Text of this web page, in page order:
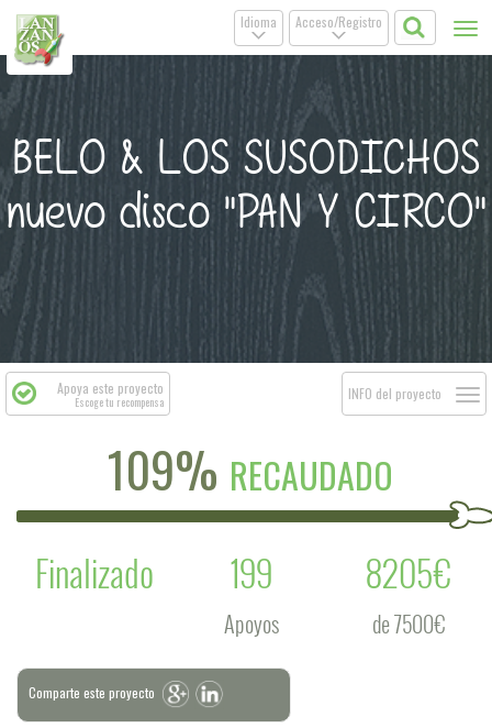
Acceso/Registro
.
Idioma
.
BELO & LOS SUSODICHOS
nuevo disco "PAN Y CIRCO"
Apoya este proyecto
Escoge tu recompensa INFO del proyecto
109% RECAUDADO
Finalizado
199
Apoyos
8205€
de 7500€
Comparte este proyecto